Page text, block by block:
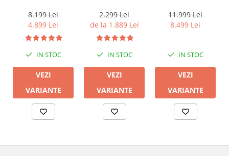
8.199 Lei
4.899 Lei
IN STOC
VEZI
VARIANTE
2.299 Lei
de la 1.889 Lei
IN STOC
VEZI
VARIANTE
11.999 Lei
8.499 Lei
IN STOC
VEZI
VARIANTE